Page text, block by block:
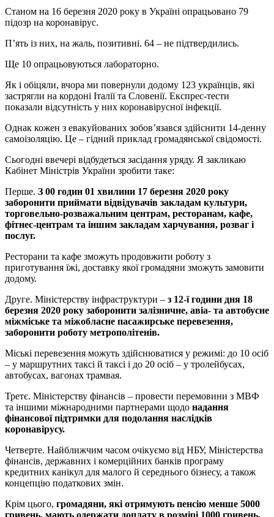
Станом на 16 березня 2020 року в Україні опрацьовано 79
підозр на коронавірус.
П’ять із них, на жаль, позитивні. 64 – не підтвердились.
Ще 10 опрацьовуються лабораторно.
Як і обіцяли, вчора ми повернули додому 123 українців, які
застрягли на кордоні Італії та Словенії. Експрес-тести
показали відсутність у них коронавірусної інфекції.
Однак кожен з евакуйованих зобов’язався здійснити 14-денну
самоізоляцію. Це – гідний приклад громадянської свідомості.
Сьогодні ввечері відбудеться засідання уряду. Я закликаю
Кабінет Міністрів України зробити таке:
Перше. З 00 годин 01 хвилини 17 березня 2020 року
заборонити приймати відвідувачів закладам культури,
торговельно-розважальним центрам, ресторанам, кафе,
фітнес-центрам та іншим закладам харчування, розваг і
послуг.
Ресторани та кафе зможуть продовжити роботу з
приготування їжі, доставку якої громадяни зможуть замовити
додому.
Друге. Міністерству інфраструктури – з 12-ї години дня 18
березня 2020 року заборонити залізничне, авіа- та автобусне
міжміське та міжобласне пасажирське перевезення,
заборонити роботу метрополітенів.
Міські перевезення можуть здійснюватися у режимі: до 10 осіб
– у маршрутних таксі й таксі і до 20 осіб – у тролейбусах,
автобусах, вагонах трамвая.
Третє. Міністерству фінансів – провести перемовини з МВФ
та іншими міжнародними партнерами щодо надання
фінансової підтримки для подолання наслідків
коронавірусу.
Четверте. Найближчим часом очікуємо від НБУ, Міністерства
фінансів, державних і комерційних банків програму
кредитних канікул для малого й середнього бізнесу, а також
концепцію податкових змін.
Крім цього, громадяни, які отримують пенсію менше 5000
гривень, мають одержати доплату в розмірі 1000 гривень.